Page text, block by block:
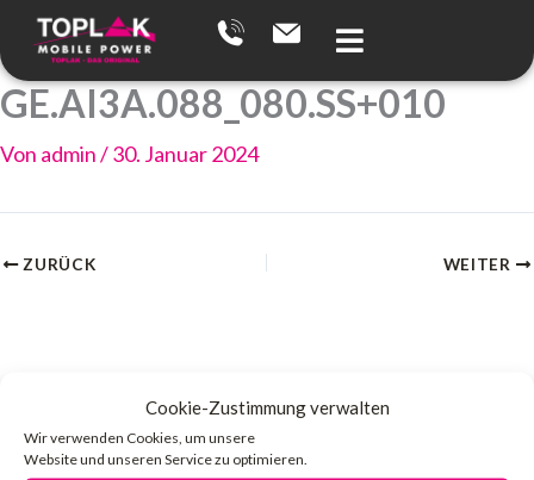
Cookie-Zustimmung verwalten
Wir verwenden Cookies, um unsere
Website und unseren Service zu optimieren.
Zum
Inhalt
springen
GE.AI3A.088_080.SS+010
Von admin/30. Januar 2024
ZURÜCK WEITER